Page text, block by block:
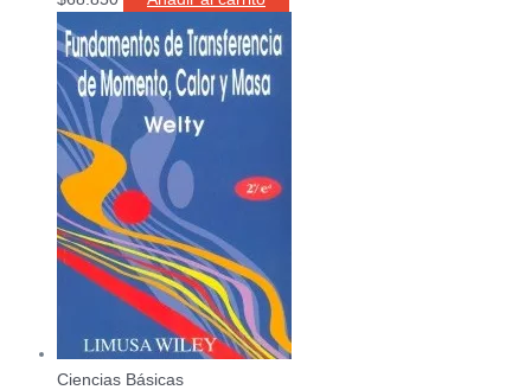
Ciencias Básicas